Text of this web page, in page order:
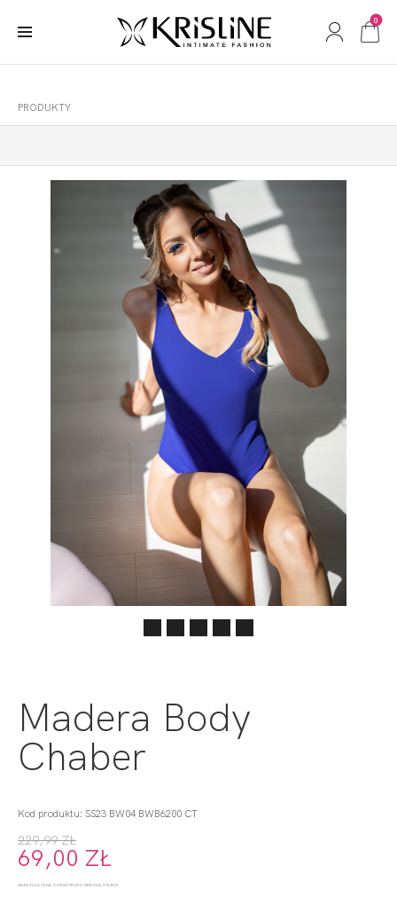
0
PRODUKTY
Madera Body
Chaber
Kod produktu: SS23 BW04 BWB6200 CT
229,99 ZŁ
69,00 ZŁ
NAJNIŻSZA CENA Z 30 DNI PRZED OBNIŻKĄ: 218,49 ZŁ